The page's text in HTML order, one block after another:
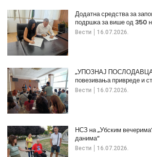
Вести 16.07.2026.
Додатна средства за
подршка за више од 350
Вести 16.07.2026.
„УПОЗНАЈ
повезивања привреде и
Вести 16.07.2026.
НСЗ на „Убским
данима“